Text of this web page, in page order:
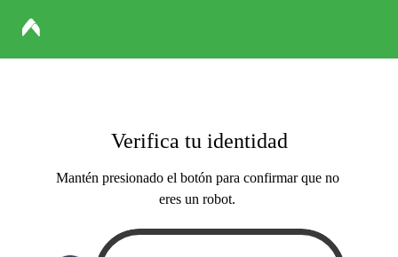
Verifica tu identidad
Mantén presionado el botón para confirmar que no
eres un robot.